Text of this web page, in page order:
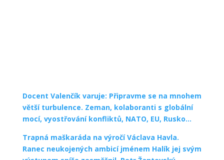
Docent Valenčík varuje: Připravme se na mnohem
větší turbulence. Zeman, kolaboranti s globální
mocí, vyostřování konfliktů, NATO, EU, Rusko…
Trapná maškaráda na výročí Václava Havla.
Ranec neukojených ambicí jménem Halík jej svým